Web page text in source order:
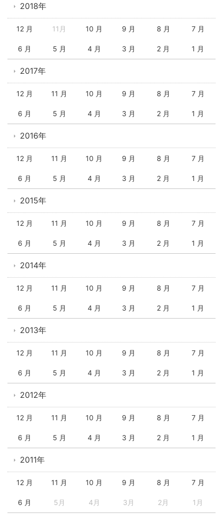
2018年
12 月 11月 10 月 9 月 8 月 7 月
6 月 5 月 4 月 3 月 2 月 1 月
2017年
12 月 11 月 10 月 9 月 8 月 7 月
6 月 5 月 4 月 3 月 2 月 1 月
2016年
12 月 11 月 10 月 9 月 8 月 7 月
6 月 5 月 4 月 3 月 2 月 1 月
2015年
12 月 11 月 10 月 9 月 8 月 7 月
6 月 5 月 4 月 3 月 2 月 1 月
2014年
12 月 11 月 10 月 9 月 8 月 7 月
6 月 5 月 4 月 3 月 2 月 1 月
2013年
12 月 11 月 10 月 9 月 8 月 7 月
6 月 5 月 4 月 3 月 2 月 1 月
2012年
12 月 11 月 10 月 9 月 8 月 7 月
6 月 5 月 4 月 3 月 2 月 1 月
2011年
12 月 11 月 10 月 9 月 8 月 7 月
6 月 5月 4月 3月 2月 1月